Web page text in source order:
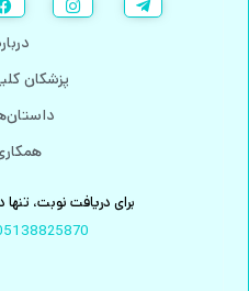
پزشکان
برای دریافت نوبت، تنها